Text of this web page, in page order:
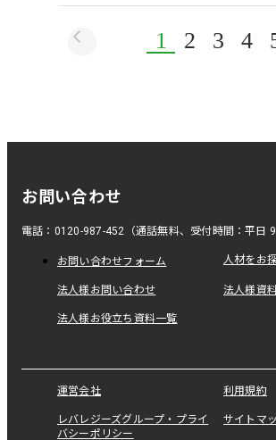
1 2 3 4
お問い合わせ
電話：0120-987-452（通話無料、受付時間：平日
お問い合わせフォーム 人材をお
法人様お問い合わせ 法人様資
法人様お役立ち資料一覧
運営会社 利用規約
レバレジーズグループ・プライ
バシーポリシー
サイトマ